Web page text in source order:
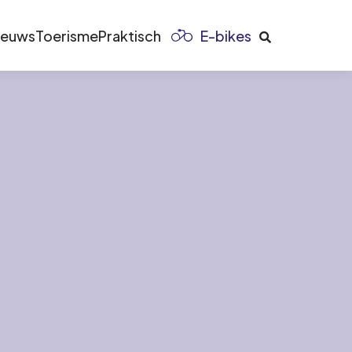
ToerismePraktisch E-bikes